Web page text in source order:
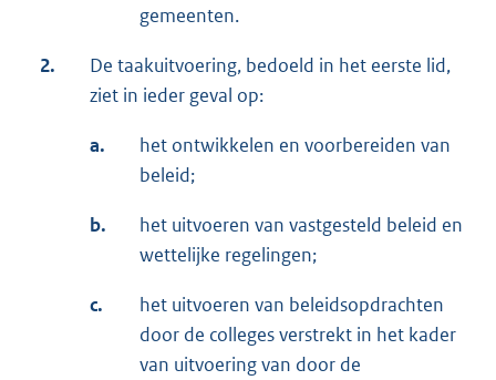
gemeenten.
2.
De taakuitvoering, bedoeld in het eerste lid,
ziet in ieder geval op:
a.
het ontwikkelen en voorbereiden van
beleid;
b.
het uitvoeren van vastgesteld beleid en
wettelijke regelingen;
c.
het uitvoeren van beleidsopdrachten
door de colleges verstrekt in het kader
van uitvoering van door de